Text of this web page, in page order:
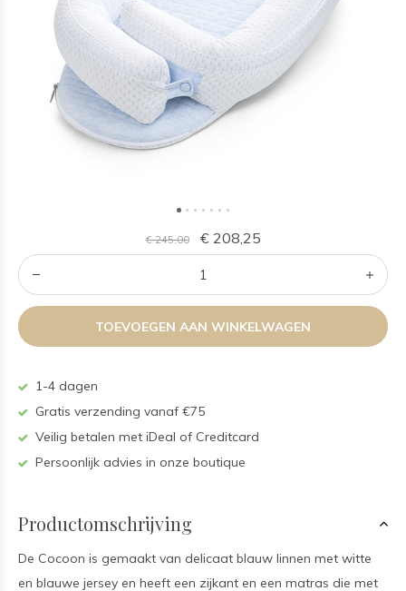
€ 245,00 € 208,25
TOEVOEGEN AAN WINKELWAGEN
1-4 dagen
Gratis verzending vanaf €75
Veilig betalen met iDeal of Creditcard
Persoonlijk advies in onze boutique
Productomschrijving
De Cocoon is gemaakt van delicaat blauw linnen met witte
en blauwe jersey en heeft een zijkant en een matras die met